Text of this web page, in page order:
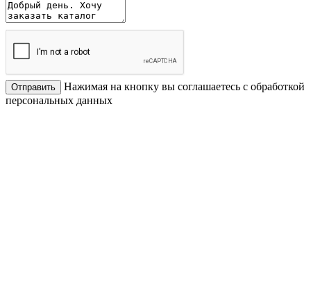
Отправить
Нажимая на кнопку вы соглашаетесь с обработкой
персональных данных